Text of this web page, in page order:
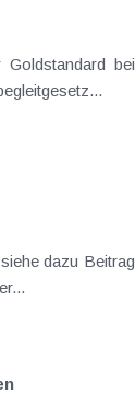
dazu Beitrag
der...